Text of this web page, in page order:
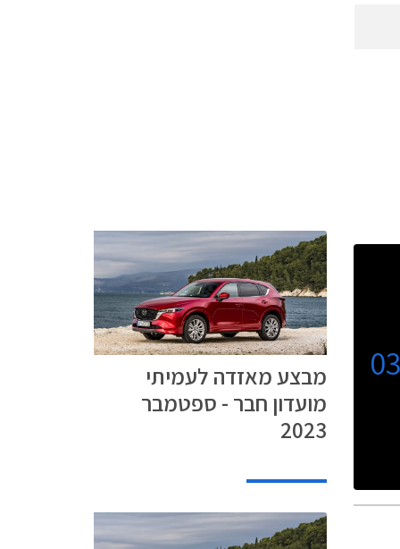
מבצע מאזדה לעמיתי
מועדון חבר - ספטמבר
2023